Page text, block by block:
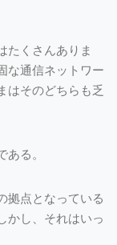
たくさんありま
な通信ネットワー
はそのどちらも乏
る。
拠点となっている
かし、それはいっ